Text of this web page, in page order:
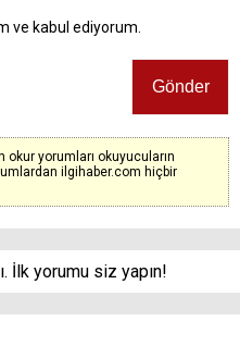
ve kabul ediyorum.
okur yorumları okuyucuların
ilgihaber.com hiçbir
İlk yorumu siz yapın!